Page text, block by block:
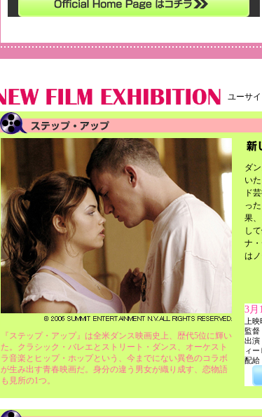
ユーサ
『ステップ・アップ』は全米ダンス映画史上、歴代5位に輝い
た。クラシック・バレエとストリート・ダンス、オーケスト
ラ音楽とヒップ・ホップという、今までにない異色のコラボ
が生み出す青春映画だ。身分の違う男女が織り成す、恋物語
も見所の1つ。
ダ
い
ド
っ
果
し
ナ
は
3月
上
監督
出
ィ
配給